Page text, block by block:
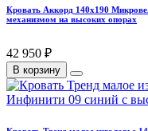
Кровать Аккорд 140х190
механизмом на высоких опорах
42 950 ₽
В корзину